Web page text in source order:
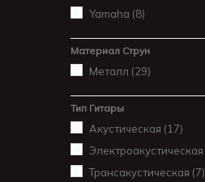
Yamaha (8)
Материал Струн
Металл (29)
Тип Гитары
Акустическая (17)
Электроакустическая
Трансакустическая (7)